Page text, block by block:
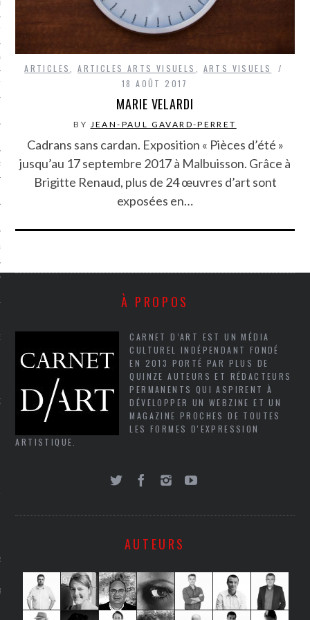
GUERRE
EN VOD
ARTICLES ,ARTICLES ARTS VISUELS
ARTS VISUELS
18 AOÛT 2017
MARIE VELARDI
BY JEAN-PAUL GAVARD-PERRET
Cadrans sans cardan. Exposition « Pièces d’été »
jusqu’au 17 septembre 2017 à Malbuisson. Grâce à
Brigitte Renaud, plus de 24 œuvres d’art sont
exposées en…
À PROPOS
CARNET D’ART EST UN MÉDIA
CULTUREL INDÉPENDANT FONDÉ
EN 2013 PORTÉ PAR PLUS DE
QUINZE AUTEURS ET RÉDACTEURS
PERMANENTS QUI ASPIRENT À
DÉVELOPPER UN WEBZINE ET UN
MAGAZINE PROCHES DE TOUTES
LES FORMES D'EXPRESSION
ARTISTIQUE.
AUTEURS